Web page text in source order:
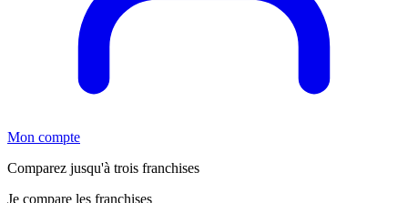
Mon compte
Comparez jusqu'à trois franchises
Je compare les franchises